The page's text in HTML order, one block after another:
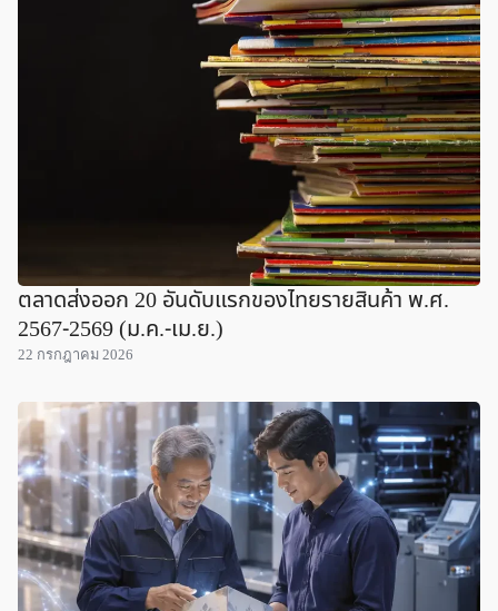
ตลาดส่งออก 20 อันดับแรกของไทยรายสินค้า พ.ศ.
2567-2569 (ม.ค.-เม.ย.)
22 กรกฎาคม 2026